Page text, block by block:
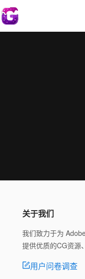
关于我们
我们致力于为
提供优质的CG资源
用户问卷调查